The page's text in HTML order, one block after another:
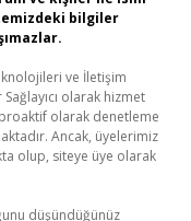
bilgiler
ve İletişim
olarak hizmet
olarak denetleme
Ancak, üyelerimiz
olup, siteye üye olarak
düşündüğünüz